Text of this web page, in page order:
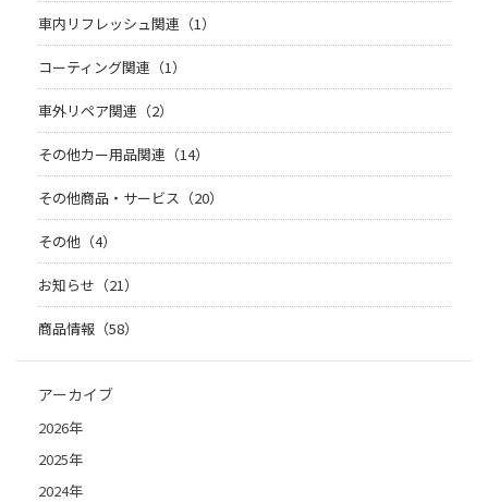
車内リフレッシュ関連（1）
コーティング関連（1）
車外リペア関連（2）
その他カー用品関連（14）
その他商品・サービス（20）
その他（4）
お知らせ（21）
商品情報（58）
アーカイブ
2026年
2025年
2024年